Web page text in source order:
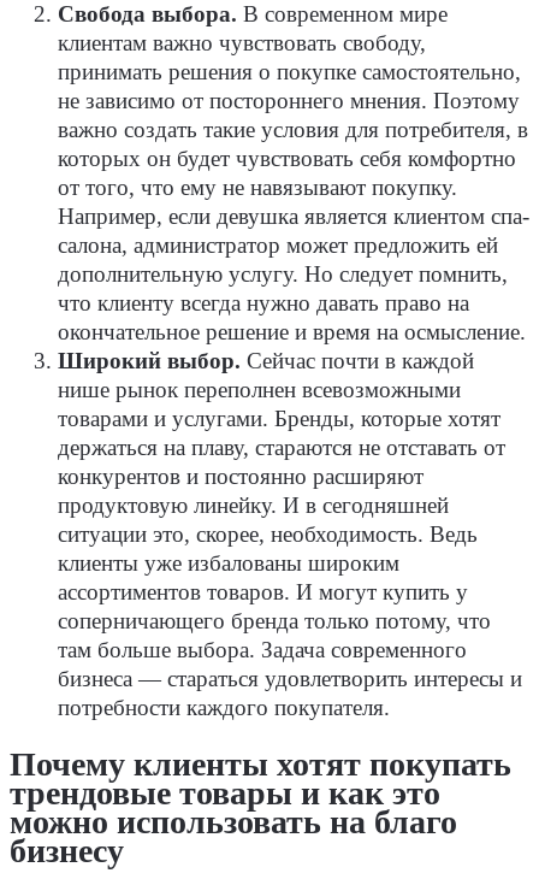
Свобода выбора. В современном мире
клиентам важно чувствовать свободу,
принимать решения о покупке самостоятельно,
не зависимо от постороннего мнения. Поэтому
важно создать такие условия для потребителя, в
которых он будет чувствовать себя комфортно
от того, что ему не навязывают покупку.
Например, если девушка является клиентом спа-
салона, администратор может предложить ей
дополнительную услугу. Но следует помнить,
что клиенту всегда нужно давать право на
окончательное решение и время на осмысление.
Широкий выбор. Сейчас почти в каждой
нише рынок переполнен всевозможными
товарами и услугами. Бренды, которые хотят
держаться на плаву, стараются не отставать от
конкурентов и постоянно расширяют
продуктовую линейку. И в сегодняшней
ситуации это, скорее, необходимость. Ведь
клиенты уже избалованы широким
ассортиментов товаров. И могут купить у
соперничающего бренда только потому, что
там больше выбора. Задача современного
бизнеса — стараться удовлетворить интересы и
потребности каждого покупателя.
Почему клиенты хотят покупать
трендовые товары и как это
можно использовать на благо
бизнесу